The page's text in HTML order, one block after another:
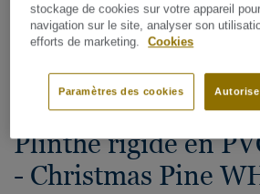
Voir
Plinthes, angles & profilés
Plinthe rigide en
- Christmas Pine
stockage de cookies sur votre appareil
navigation sur le site, analyser son
efforts de marketing.
Cookies
Paramètres des cookies